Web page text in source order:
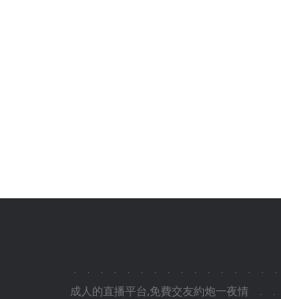
成人的直播平台,免費交友約炮一夜情